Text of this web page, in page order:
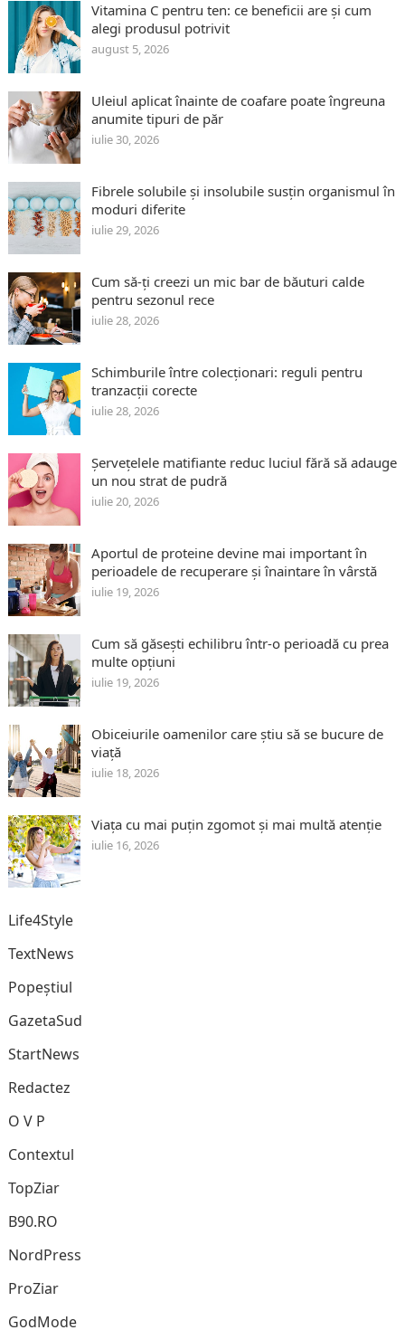
Vitamina C pentru ten: ce beneficii are și cum
alegi produsul potrivit
august 5, 2026
Uleiul aplicat înainte de coafare poate îngreuna
anumite tipuri de păr
iulie 30, 2026
Fibrele solubile și insolubile susțin organismul în
moduri diferite
iulie 29, 2026
Cum să-ți creezi un mic bar de băuturi calde
pentru sezonul rece
iulie 28, 2026
Schimburile între colecționari: reguli pentru
tranzacții corecte
iulie 28, 2026
Șervețelele matifiante reduc luciul fără să adauge
un nou strat de pudră
iulie 20, 2026
Aportul de proteine devine mai important în
perioadele de recuperare și înaintare în vârstă
iulie 19, 2026
Cum să găsești echilibru într-o perioadă cu prea
multe opțiuni
iulie 19, 2026
Obiceiurile oamenilor care știu să se bucure de
viață
iulie 18, 2026
Viața cu mai puțin zgomot și mai multă atenție
iulie 16, 2026
Life4Style
TextNews
Popeștiul
GazetaSud
StartNews
Redactez
O V P
Contextul
TopZiar
B90.RO
NordPress
ProZiar
GodMode